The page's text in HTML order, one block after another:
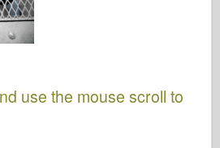
use the mouse scroll to